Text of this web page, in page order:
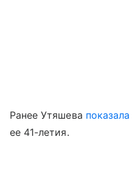
Ранее Утяшева показала
ее 41-летия.